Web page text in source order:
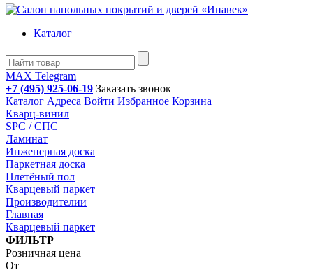
Каталог
MAX Telegram
+7 (495) 925-06-19 Заказать звонок
Каталог Адреса Войти Избранное Корзина
Кварц-винил
SPC / СПС
Ламинат
Инженерная доска
Паркетная доска
Плетёный пол
Кварцевый паркет
Производителии
Главная
Кварцевый паркет
Подбор параметров
ФИЛЬТР
Розничная цена
От